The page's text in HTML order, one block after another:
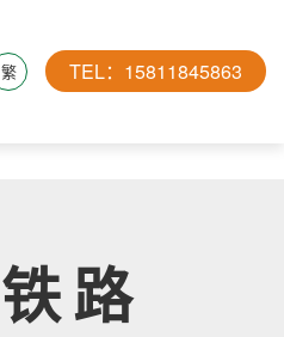
TEL：15811845863
繁
路